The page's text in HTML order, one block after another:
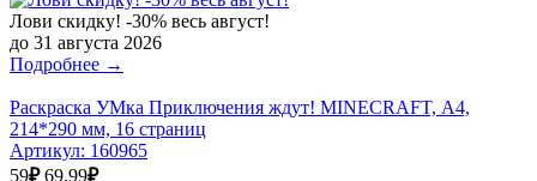
Лови скидку! -30% весь август!
до 31 августа 2026
Подробнее →
Раскраска УМка Приключения ждут! MINECRAFT, А4,
214*290 мм, 16 страниц
Артикул: 160965
59₽ 69.99₽